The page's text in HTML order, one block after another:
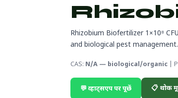
Rhizobium Biofertilizer 1×10⁸
and biological pest management.
CAS: N/A — biological/organic |
💬 व्हाट्सएप पर पूछें 📋 थोक